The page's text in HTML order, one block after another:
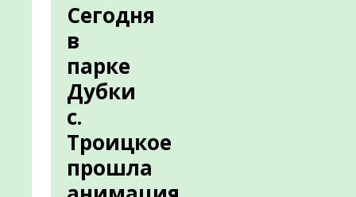
Сегодня
в
парке
Дубки
с.
Троицкое
прошла